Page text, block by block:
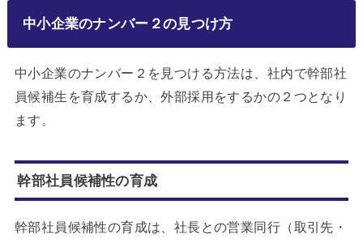
中小企業のナンバー２の見つけ方
中小企業のナンバー２を見つける方法は、社内で幹部社
員候補生を育成するか、外部採用をするかの２つとなり
ます。
幹部社員候補性の育成
幹部社員候補性の育成は、社長との営業同行（取引先・